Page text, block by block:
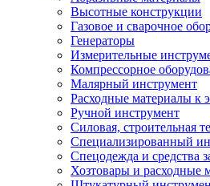
Высотные конструкции
Газовое и сварочное
Генераторы
Измерительные
Компрессорное
Малярный инструмент
Расходные материалы к
Ручной инструмент
Силовая, строительная
Специализированный
Спецодежда и средства
Хозтовары и расходные